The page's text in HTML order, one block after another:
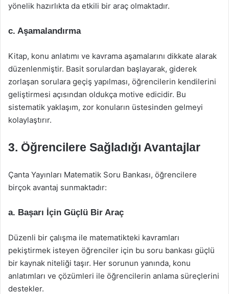
yönelik hazırlıkta da etkili bir araç olmaktadır.
c. Aşamalandırma
Kitap, konu anlatımı ve kavrama aşamalarını dikkate alarak
düzenlenmiştir. Basit sorulardan başlayarak, giderek
zorlaşan sorulara geçiş yapılması, öğrencilerin kendilerini
geliştirmesi açısından oldukça motive edicidir. Bu
sistematik yaklaşım, zor konuların üstesinden gelmeyi
kolaylaştırır.
3. Öğrencilere Sağladığı Avantajlar
Çanta Yayınları Matematik Soru Bankası, öğrencilere
birçok avantaj sunmaktadır:
a. Başarı İçin Güçlü Bir Araç
Düzenli bir çalışma ile matematikteki kavramları
pekiştirmek isteyen öğrenciler için bu soru bankası güçlü
bir kaynak niteliği taşır. Her sorunun yanında, konu
anlatımları ve çözümleri ile öğrencilerin anlama süreçlerini
destekler.